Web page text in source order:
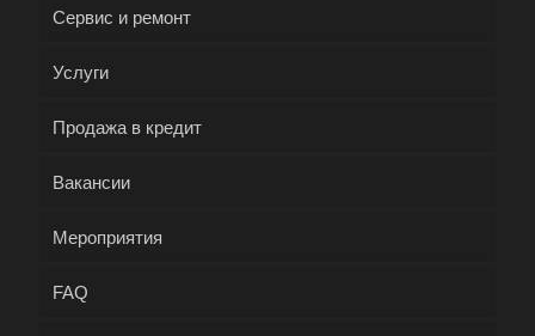
Сервис и ремонт
Услуги
Продажа в кредит
Вакансии
Мероприятия
FAQ